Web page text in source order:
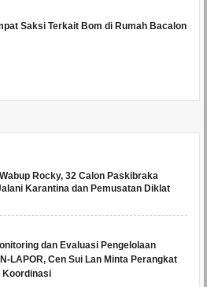
Saksi Terkait Bom di Rumah Bacalon
Rocky, 32 Calon Paskibraka
Karantina dan Pemusatan Diklat
dan Evaluasi Pengelolaan
LAPOR, Cen Sui Lan Minta Perangkat
Koordinasi